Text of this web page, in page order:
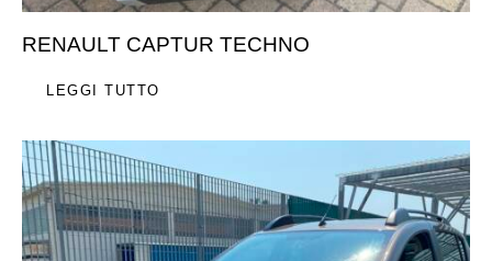
RENAULT CAPTUR TECHNO
LEGGI TUTTO